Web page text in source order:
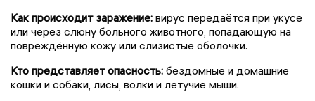
Как происходит заражение: вирус передаётся при укусе
или через слюну больного животного, попадающую на
повреждённую кожу или слизистые оболочки.
Кто представляет опасность: бездомные и домашние
кошки и собаки, лисы, волки и летучие мыши.